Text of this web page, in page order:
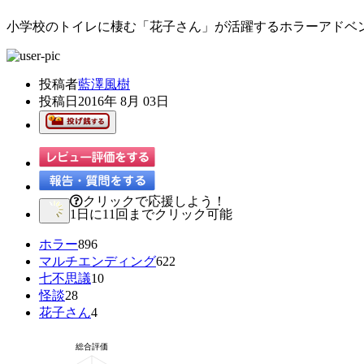
小学校のトイレに棲む「花子さん」が活躍するホラーアドベ
投稿者藍澤風樹
投稿日 2016年 8月 03日
クリックで応援しよう！
1日に11回までクリック可能
ホラー896
マルチエンディング622
七不思議10
怪談28
花子さん4